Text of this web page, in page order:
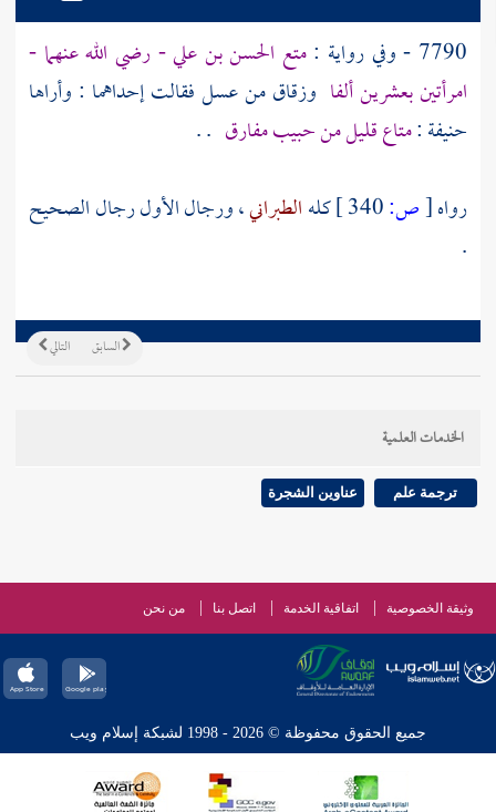
7790 - وفي رواية : متع الحسن بن علي- رضي الله عنهما -
امرأتين بعشرين ألفا وزقاق من عسل فقالت إحداهما : وأراها
حنيفة:متاع قليل من حبيب مفارق . .
رواه[ص: كلهالطبراني، ورجال الأول رجال الصحيح
.
التالي السابق
الخدمات العلمية
ترجمة علم عناوين الشجرة
وثيقة الخصوصية اتفاقية الخدمة اتصل بنا من نحن
جميع الحقوق محفوظة © 2026 - 1998 لشبكة إسلام ويب